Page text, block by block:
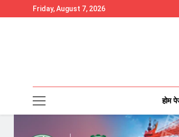
to
Friday, August 7, 2026
होम